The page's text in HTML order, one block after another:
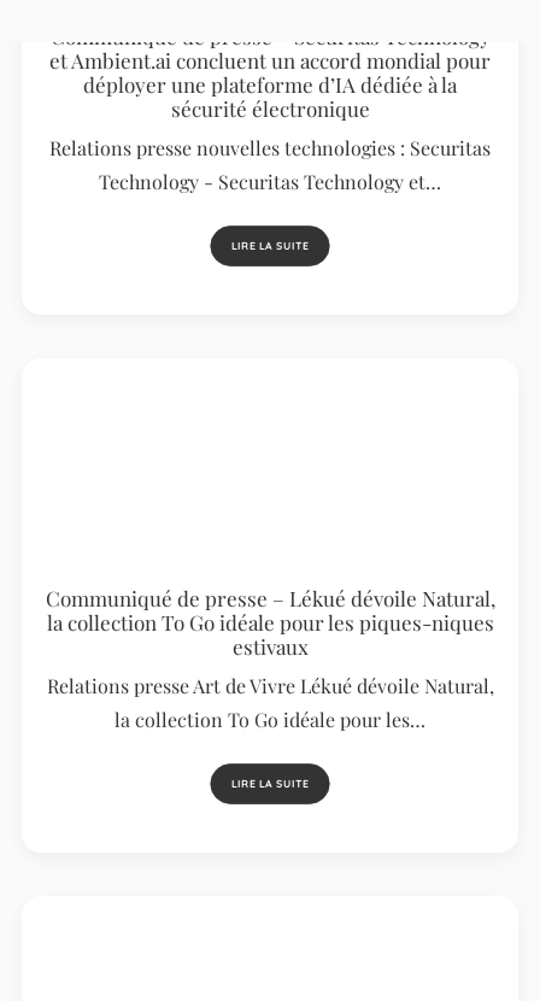
Communiqué de presse – Securitas Technology
et Ambient.ai concluent un accord mondial pour
déployer une plateforme d’IA dédiée à la
sécurité électronique
Relations presse nouvelles technologies : Securitas
Technology - Securitas Technology et…
LIRE LA SUITE
Communiqué de presse – Lékué dévoile Natural,
la collection To Go idéale pour les piques-niques
estivaux
Relations presse Art de Vivre Lékué dévoile Natural,
la collection To Go idéale pour les…
LIRE LA SUITE